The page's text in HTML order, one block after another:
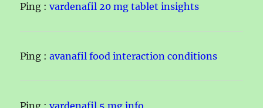
Ping :vardenafil 20 mg tablet insights
Ping :avanafil food interaction conditions